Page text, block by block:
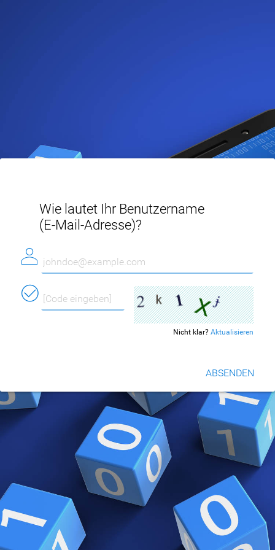
Wie lautet Ihr Benutzername
(E-Mail-Adresse)?
b
ú
Nicht klar? Aktualisieren